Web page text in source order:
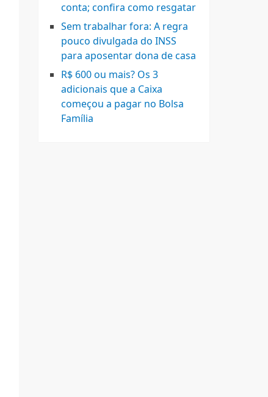
conta; confira como resgatar
Sem trabalhar fora: A regra
pouco divulgada do INSS
para aposentar dona de casa
R$ 600 ou mais? Os 3
adicionais que a Caixa
começou a pagar no Bolsa
Família